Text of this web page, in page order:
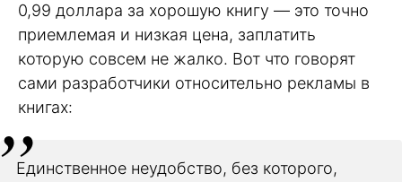
0,99 доллара за хорошую книгу — это точно
приемлемая и низкая цена, заплатить
которую совсем не жалко. Вот что говорят
сами разработчики относительно рекламы в
книгах:
Единственное неудобство, без которого,